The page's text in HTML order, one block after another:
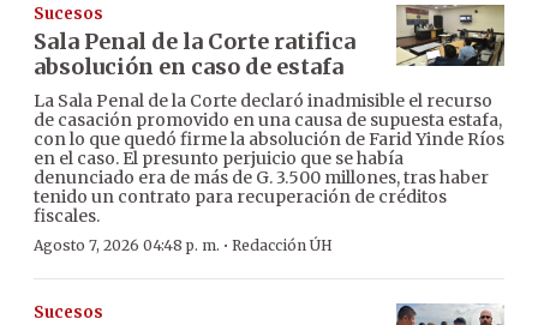
Sucesos
Sala Penal de la Corte ratifica
absolución en caso de estafa
La Sala Penal de la Corte declaró inadmisible el recurso
de casación promovido en una causa de supuesta estafa,
con lo que quedó firme la absolución de Farid Yinde Ríos
en el caso. El presunto perjuicio que se había
denunciado era de más de G. 3.500 millones, tras haber
tenido un contrato para recuperación de créditos
fiscales.
Agosto 7, 2026 04:48 p. m. · Redacción ÚH
Sucesos